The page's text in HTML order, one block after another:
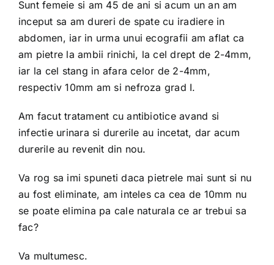
Sunt femeie si am 45 de ani si acum un an am
inceput sa am dureri de spate cu iradiere in
abdomen, iar in urma unui ecografii am aflat ca
am pietre la ambii rinichi, la cel drept de 2-4mm,
iar la cel stang in afara celor de 2-4mm,
respectiv 10mm am si nefroza grad I.
Am facut tratament cu antibiotice avand si
infectie urinara si durerile au incetat, dar acum
durerile au revenit din nou.
Va rog sa imi spuneti daca pietrele mai sunt si nu
au fost eliminate, am inteles ca cea de 10mm nu
se poate elimina pa cale naturala ce ar trebui sa
fac?
Va multumesc.